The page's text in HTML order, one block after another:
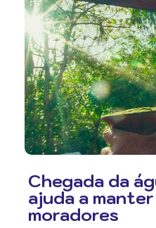
Chegada da
ajuda a
moradores